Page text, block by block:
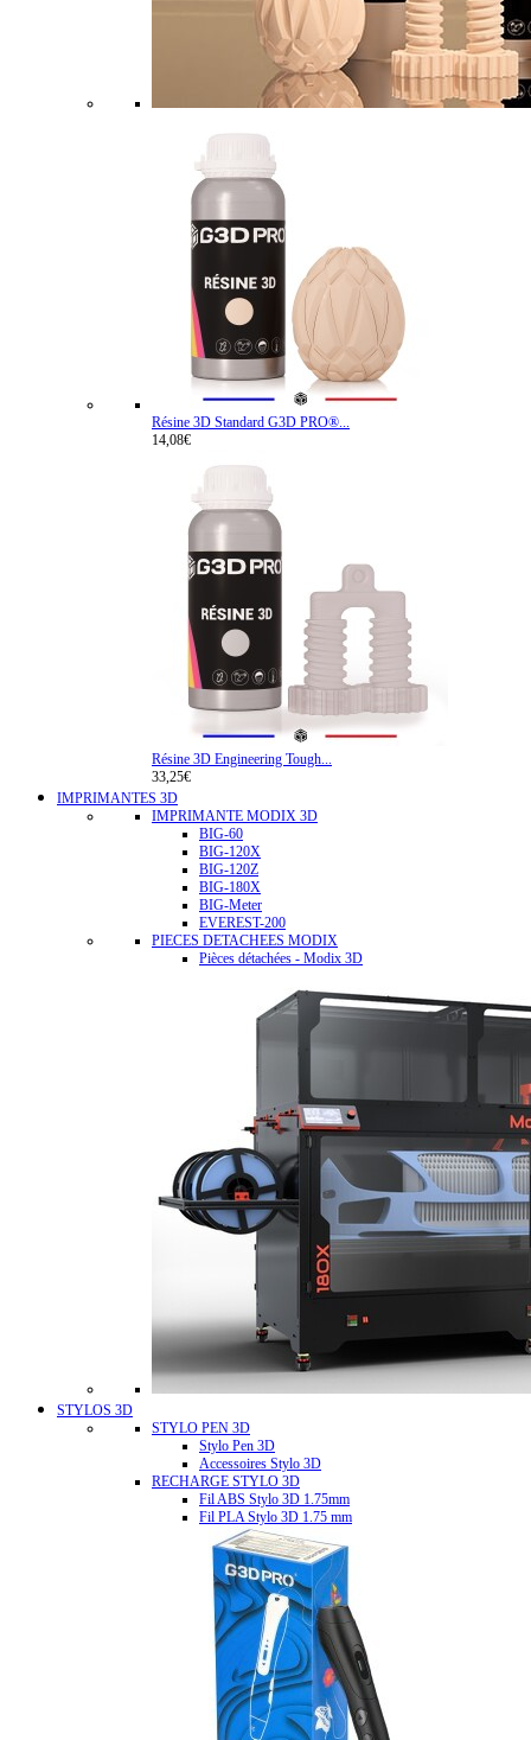
Résine 3D Standard G3D PRO®...
14,08€
Résine 3D Engineering Tough...
33,25€
IMPRIMANTES 3D
IMPRIMANTE MODIX 3D
BIG-60
BIG-120X
BIG-120Z
BIG-180X
BIG-Meter
EVEREST-200
PIECES DETACHEES MODIX
Pièces détachées - Modix 3D
STYLOS 3D
STYLO PEN 3D
Stylo Pen 3D
Accessoires Stylo 3D
RECHARGE STYLO 3D
Fil ABS Stylo 3D 1.75mm
Fil PLA Stylo 3D 1.75 mm